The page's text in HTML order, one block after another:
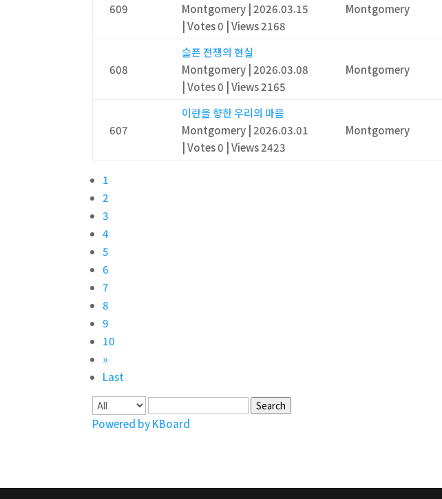
609
Montgomery 2026.03.15
Votes 0 Views 2168
Montgomery
608
슬픈 전쟁의 현실
Montgomery 2026.03.08
Votes 0 Views 2165
Montgomery
607
이란을 향한 우리의 마음
Montgomery 2026.03.01
Votes 0 Views 2423
Montgomery
1
2
3
4
5
6
7
8
9
10
»
Last
Search
Powered by KBoard